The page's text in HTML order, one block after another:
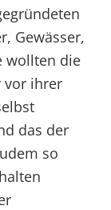
Gewässer,
wollten die
vor ihrer
das der
so